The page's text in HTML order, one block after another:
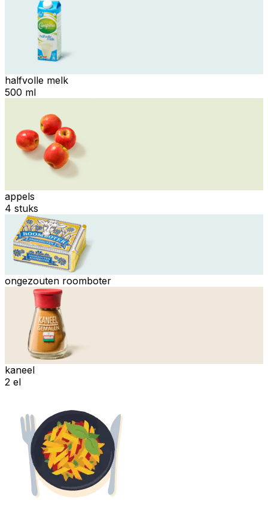
halfvolle melk
500 ml
appels
4 stuks
ongezouten roomboter
kaneel
2 el